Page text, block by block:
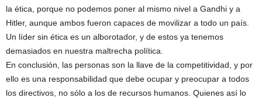
la ética, porque no podemos poner al mismo nivel a Gandhi y a
Hitler, aunque ambos fueron capaces de movilizar a todo un país.
Un líder sin ética es un alborotador, y de estos ya tenemos
demasiados en nuestra maltrecha política.
En conclusión, las personas son la llave de la competitividad, y por
ello es una responsabilidad que debe ocupar y preocupar a todos
los directivos, no sólo a los de recursos humanos. Quienes así lo